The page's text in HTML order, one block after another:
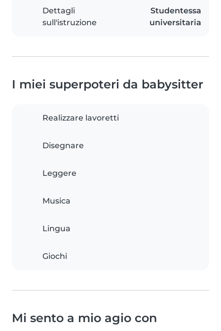
Dettagli
sull'istruzione
Studentessa
universitaria
I miei superpoteri da babysitter
Realizzare lavoretti
Disegnare
Leggere
Musica
Lingua
Giochi
Mi sento a mio agio con